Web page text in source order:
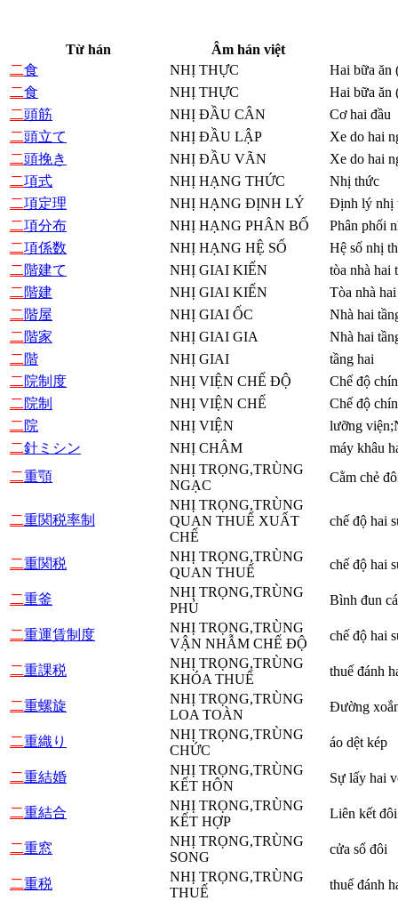
Từ hán
Âm hán việt
二食 NHỊ THỰC
Hai bữa ăn
二食 NHỊ THỰC
Hai bữa ăn
二頭筋 NHỊ ĐẦU CÂN
Cơ hai đầu
二頭立て NHỊ ĐẦU LẬP
Xe do hai
二頭挽き NHỊ ĐẦU VÃN
Xe do hai
二項式 NHỊ HẠNG THỨC
Nhị thức
二項定理 NHỊ HẠNG ĐỊNH LÝ
Định lý nhị
二項分布 NHỊ HẠNG PHÂN BỐ
Phân phối
二項係数 NHỊ HẠNG HỆ SỐ
Hệ số nhị
二 階建て NHỊ GIAI KIẾN
tòa nhà hai
二 階建 NHỊ GIAI KIẾN
Tòa nhà
二 階屋 NHỊ GIAI ỐC
Nhà hai
二 階家 NHỊ GIAI GIA
Nhà hai
二 階 NHỊ GIAI
tầng hai
二 院制度 NHỊ VIỆN CHẾ ĐỘ
Chế độ
二 院制 NHỊ VIỆN CHẾ
Chế độ
二 院 NHỊ VIỆN
lưỡng
二針ミシン NHỊ CHÂM
máy khâu
二重顎
NHỊ TRỌNG,TRÙNG
NGẠC
Cằm chẻ
二重関税率制
NHỊ TRỌNG,TRÙNG
QUAN THUẾ XUẤT
CHẾ
chế độ hai
二重関税
NHỊ TRỌNG,TRÙNG
QUAN THUẾ
chế độ hai
二重釜
NHỊ TRỌNG,TRÙNG
PHỦ
Bình đun
二重運賃制度
NHỊ TRỌNG,TRÙNG
VẬN NHẪM CHẾ ĐỘ
chế độ hai
二重課税
NHỊ TRỌNG,TRÙNG
KHÓA THUẾ
thuế đánh
二重螺旋
NHỊ TRỌNG,TRÙNG
LOA TOÀN
Đường
二重織り
NHỊ TRỌNG,TRÙNG
CHỨC
áo dệt kép
二重結婚
NHỊ TRỌNG,TRÙNG
KẾT HÔN
Sự lấy hai
二重結合
NHỊ TRỌNG,TRÙNG
KẾT HỢP
Liên kết
二重窓
NHỊ TRỌNG,TRÙNG
SONG
cửa sổ đôi
二重税
NHỊ TRỌNG,TRÙNG
THUẾ
thuế đánh